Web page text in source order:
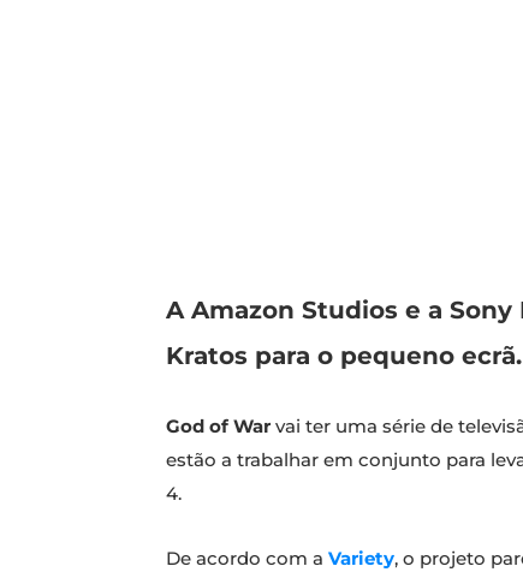
A Amazon Studios e a
Kratos para o pequeno ecrã.
God of War vai ter uma série de
estão a trabalhar em conjunto para
4.
De acordo com a Variety, o projeto